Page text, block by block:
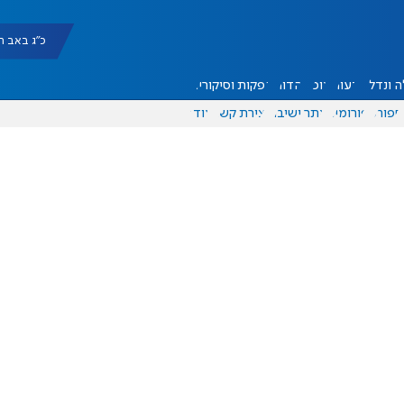
כ"ג באב תשפ"ו
ונדל"ן דעות אוכל יהדות הפקות וסיקורים
ספורט פורומים אתר ישיבה יצירת קשר עוד